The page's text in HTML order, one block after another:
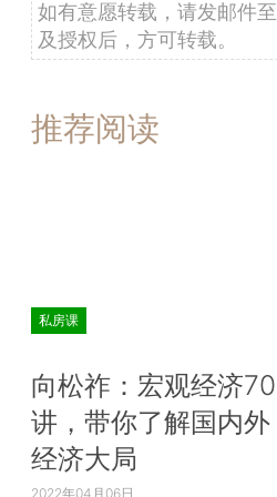
如有意愿转载，请发邮件至
及授权后，方可转载。
推荐阅读
私房课
向松祚：宏观经济70
讲，带你了解国内外
经济大局
2022年04月06日